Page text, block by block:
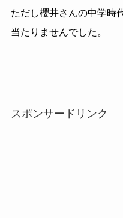
ただし櫻井さんの中学時
当たりませんでした。
スポンサードリンク